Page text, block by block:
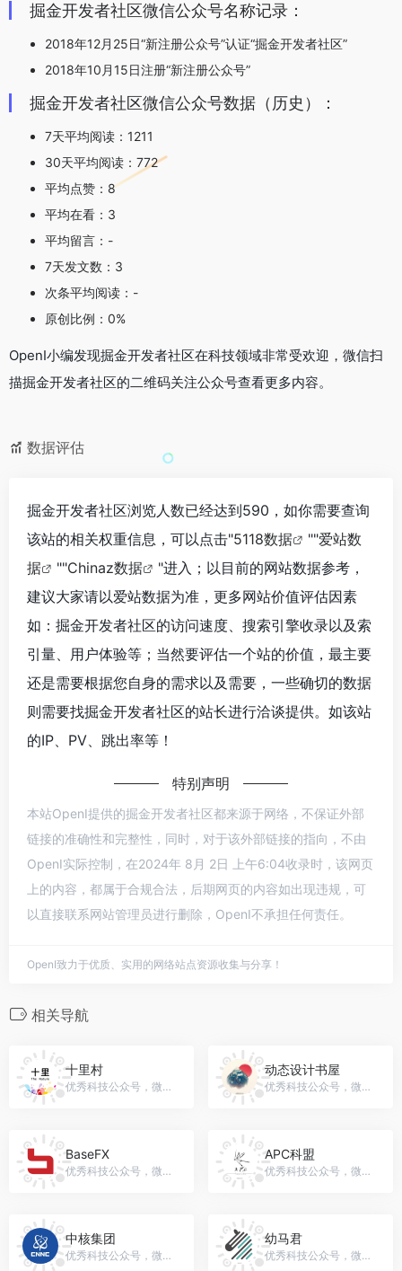
掘金开发者社区微信公众号名称记录：
2018年12月25日“新注册公众号”认证“掘金开发者社区”
2018年10月15日注册“新注册公众号”
掘金开发者社区微信公众号数据（历史）：
7天平均阅读：1211
30天平均阅读：772
平均点赞：8
平均在看：3
平均留言：-
7天发文数：3
次条平均阅读：-
原创比例：0%
OpenI小编发现掘金开发者社区在科技领域非常受欢迎，微信扫
描掘金开发者社区的二维码关注公众号查看更多内容。
数据评估
掘金开发者社区浏览人数已经达到590，如你需要查询
该站的相关权重信息，可以点击"5118数据 ""爱站数
据
""Chinaz数据
"进入；以目前的网站数据参考，
建议大家请以爱站数据为准，更多网站价值评估因素
如：掘金开发者社区的访问速度、搜索引擎收录以及索
引量、用户体验等；当然要评估一个站的价值，最主要
还是需要根据您自身的需求以及需要，一些确切的数据
则需要找掘金开发者社区的站长进行洽谈提供。如该站
的IP、PV、跳出率等！
特别声明
本站OpenI提供的掘金开发者社区都来源于网络，不保证外部
链接的准确性和完整性，同时，对于该外部链接的指向，不由
OpenI实际控制，在2024年 8月 2日 上午6:04收录时，该网页
上的内容，都属于合规合法，后期网页的内容如出现违规，可
以直接联系网站管理员进行删除，OpenI不承担任何责任。
OpenI致力于优质、实用的网络站点资源收集与分享！
相关导航
十里村
优秀科技公众号，微信号：shilipxl
动态设计书屋
优秀科技公众号，微信号：gh_8a711dd56cc4
BaseFX
优秀科技公众号，微信号：gh_f11808395681
APC科盟
优秀科技公众号，微信号：gh_62e788da707b
中核集团
优秀科技公众号，微信号：cnncgzwx
幼马君
优秀科技公众号，微信号：youmajun1009